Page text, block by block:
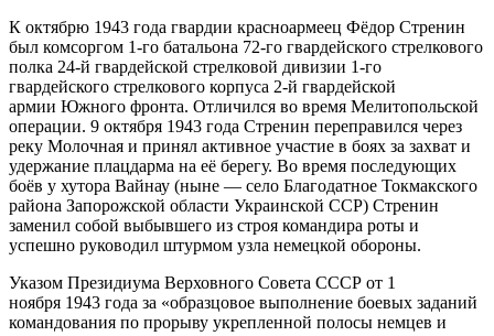
К октябрю 1943 года гвардии красноармеец Фёдор Стренин
был комсоргом 1-го батальона 72-го гвардейского стрелкового
полка 24-й гвардейской стрелковой дивизии 1-го
гвардейского стрелкового корпуса 2-й гвардейской
армии Южного фронта. Отличился во время Мелитопольской
операции. 9 октября 1943 года Стренин переправился через
реку Молочная и принял активное участие в боях за захват и
удержание плацдарма на её берегу. Во время последующих
боёв у хутора Вайнау (ныне — село Благодатное Токмакского
района Запорожской области Украинской ССР) Стренин
заменил собой выбывшего из строя командира роты и
успешно руководил штурмом узла немецкой обороны.
Указом Президиума Верховного Совета СССР от 1
ноября 1943 года за «образцовое выполнение боевых заданий
командования по прорыву укрепленной полосы немцев и